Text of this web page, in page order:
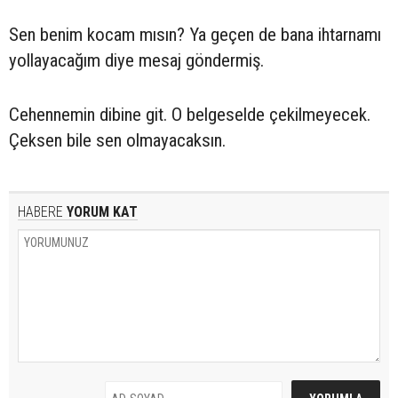
Sen benim kocam mısın? Ya geçen de bana ihtarnamı
yollayacağım diye mesaj göndermiş.
Cehennemin dibine git. O belgeselde çekilmeyecek.
Çeksen bile sen olmayacaksın.
HABERE YORUM KAT